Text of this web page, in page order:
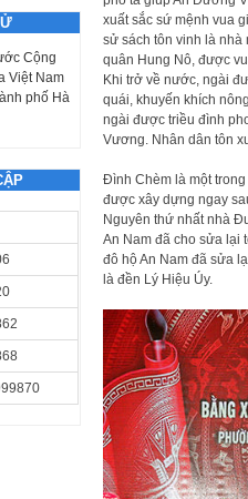
xuất sắc sứ mệnh vua
sử sách tôn vinh là nhà
quân Hung Nô, được
Khi trở về nước, ngài
quái, khuyến khích
ngài được triều đình
Vương. Nhân dân tôn
Đình Chèm là một
được xây dựng ngay
Nguyên thứ nhất nhà
An Nam đã cho sửa lại
đô hộ An Nam đã sửa
là đền Lý Hiệu Úy.
Cộng
Việt Nam
phố Hà